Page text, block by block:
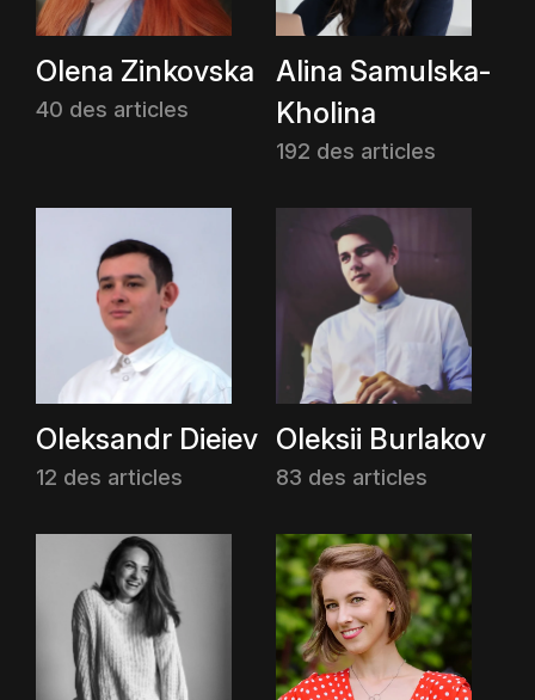
Olena Zinkovska
40 des articles
Alina Samulska-
Kholina
192 des articles
Oleksandr Dieiev
12 des articles
Oleksii Burlakov
83 des articles